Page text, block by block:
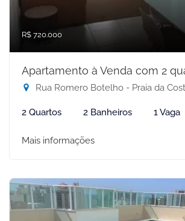
R$ 720.000
Apartamento à Venda com 2
Rua Romero Botelho - Praia da
2 Quartos 2 Banheiros 1 Vaga
Mais informações